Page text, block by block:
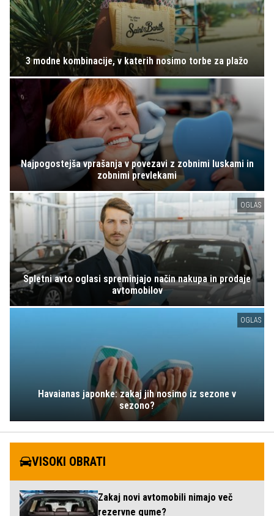
3 modne kombinacije, v katerih nosimo torbe za plažo
Najpogostejša vprašanja v povezavi z zobnimi luskami in
zobnimi prevlekami
OGLAS
Spletni avto oglasi spreminjajo način nakupa in prodaje
avtomobilov
OGLAS
Havaianas japonke: zakaj jih nosimo iz sezone v
sezono?
VISOKI OBRATI
Zakaj novi avtomobili nimajo več
rezervne gume?